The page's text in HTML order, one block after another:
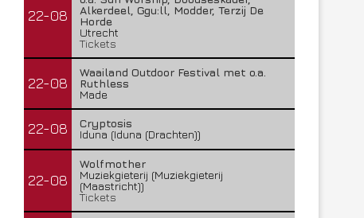
22-08
Alkerdeel, Ggu:ll, Modder, Terzij De
Horde
Utrecht
Tickets
22-08
Waailand Outdoor Festival met o.a.
Ruthless
Made
22-08
Cryptosis
Iduna (Iduna (Drachten))
22-08
Wolfmother
Muziekgieterij (Muziekgieterij
(Maastricht))
Tickets